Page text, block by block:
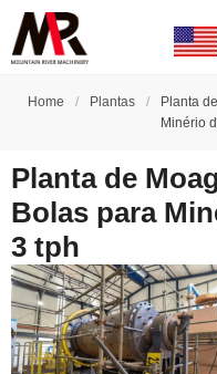
Home / Plantas /
Planta
Minério
Planta de
Bolas para
3 tph